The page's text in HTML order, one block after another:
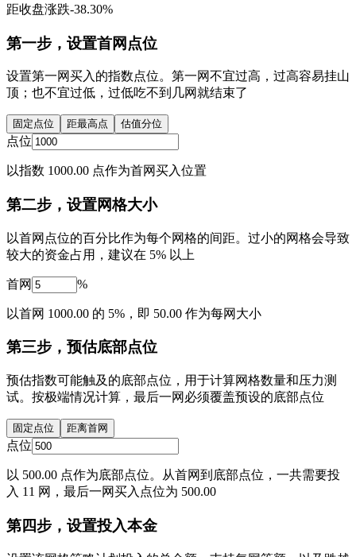
距收盘涨跌-38.30%
第一步，设置首网点位
设置第一网买入的指数点位。第一网不宜过高，过高容易挂山
顶；也不宜过低，过低吃不到几网就结束了
固定点位 距最高点 估值分位
点位
以指数 1000.00 点作为首网买入位置
第二步，设置网格大小
以首网点位的百分比作为每个网格的间距。过小的网格会导致
较大的资金占用，建议在 5% 以上
首网 %
以首网 1000.00 的 5%，即 50.00 作为每网大小
第三步，预估底部点位
预估指数可能触及的底部点位，用于计算网格数量和压力测
试。按极端情况计算，最后一网必须覆盖预设的底部点位
固定点位 距离首网
点位
以 500.00 点作为底部点位。从首网到底部点位，一共需要投
入 11 网，最后一网买入点位为 500.00
第四步，设置投入本金